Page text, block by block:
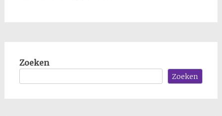
Zoeken
Zoeken